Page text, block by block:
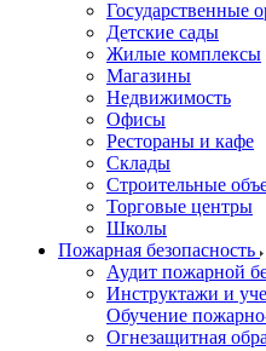
Государственные
Детские сады
Жилые комплексы
Магазины
Недвижимость
Офисы
Рестораны и кафе
Склады
Строительные
Торговые центры
Школы
Пожарная безопасность
Аудит пожарной
Инструктажи и
Обучение
Огнезащитная